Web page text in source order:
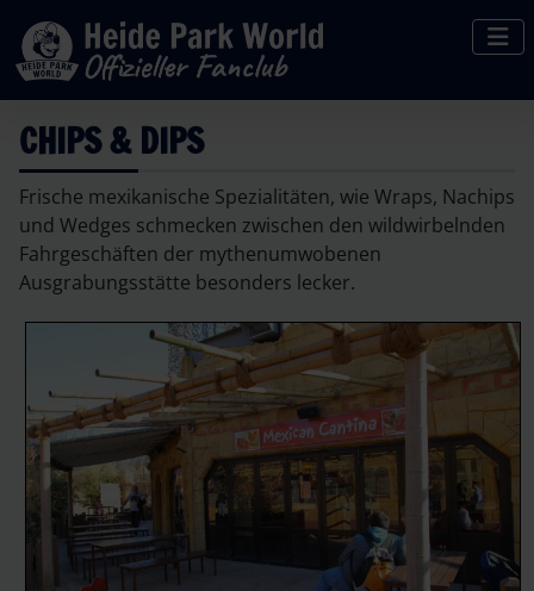
CHIPS & DIPS
Frische mexikanische Spezialitäten, wie Wraps, Nachips
und Wedges schmecken zwischen den wildwirbelnden
Fahrgeschäften der mythenumwobenen
Ausgrabungsstätte besonders lecker.